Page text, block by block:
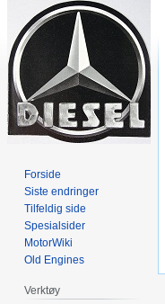
Forside
Siste endringer
Tilfeldig side
Spesialsider
MotorWiki
Old Engines
Verktøy